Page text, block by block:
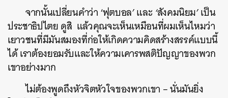
จากนั้นเปลี่ยนคำว่า‘ฟุตบอล’และ ‘สังคมนิยม’เป็น
ประชาธิปไตยดูสิ แล้วคุณจะเห็นเหมือนที่ผมเห็นไหมว่า
เยาวชนที่มีมันสมองที่ก่อให้เกิดความคิดสร้างสรรค์แบบนี้
ได้เราต้องยอมรับและให้ความเคารพสติปัญญาของพวก
เขาอย่างมาก
ไม่ต้องพูดถึงหัวจิตหัวใจของพวกเขา –นั่นมันยิ่ง